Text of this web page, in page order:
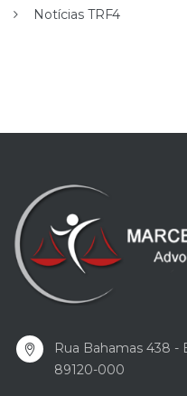
Notícias TRF4
Rua Bahamas 438 -
89120-000